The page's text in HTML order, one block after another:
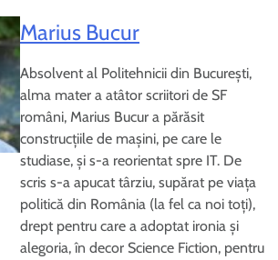
Marius Bucur
Absolvent al Politehnicii din București,
alma mater a atâtor scriitori de SF
români, Marius Bucur a părăsit
construcțiile de mașini, pe care le
studiase, și s-a reorientat spre IT. De
scris s-a apucat târziu, supărat pe viața
politică din România (la fel ca noi toți),
drept pentru care a adoptat ironia și
alegoria, în decor Science Fiction, pentru